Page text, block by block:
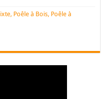
Poêle à Bois, Poêle à